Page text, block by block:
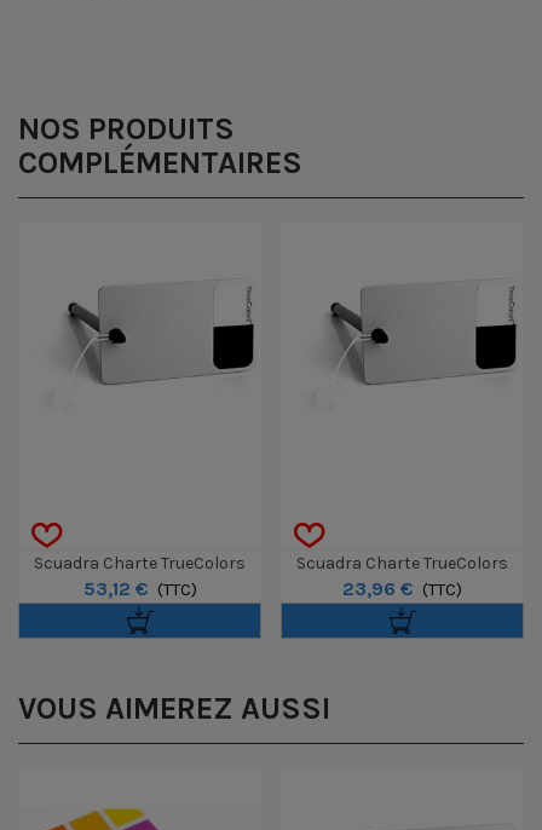
NOS PRODUITS
COMPLÉMENTAIRES
Scuadra Charte TrueColors
Large
53,12 € (TTC)
Scuadra Charte TrueColors
Small
23,96 € (TTC)
VOUS AIMEREZ AUSSI